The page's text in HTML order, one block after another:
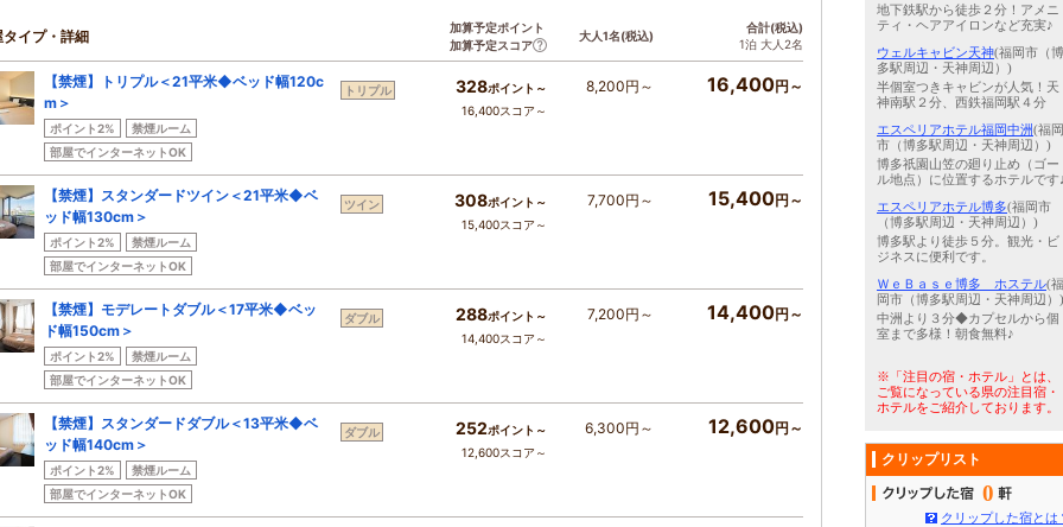
タイプ・詳細
加算予定ポイント
加算予定スコア
大人1名(税込)
合計(税込)
1泊 大人2名
【禁煙】トリプル＜21平米◆ベッド幅120c
m＞
ポイント2%
禁煙ルーム
部屋でインターネットOK
トリプル 328ポイント～
16,400スコア～
8,200円～ 16,400円～
【禁煙】スタンダードツイン＜21平米◆ベ
ッド幅130cm＞
ポイント2%
禁煙ルーム
部屋でインターネットOK
ツイン 308ポイント～
15,400スコア～
7,700円～ 15,400円～
【禁煙】モデレートダブル＜17平米◆ベッ
ド幅150cm＞
ポイント2%
禁煙ルーム
部屋でインターネットOK
ダブル 288ポイント～
14,400スコア～
7,200円～ 14,400円～
【禁煙】スタンダードダブル＜13平米◆ベ
ッド幅140cm＞
ポイント2%
禁煙ルーム
部屋でインターネットOK
ダブル 252ポイント～
12,600スコア～
6,300円～ 12,600円～
地下鉄駅から徒歩２分！アメニ
ティ・ヘアアイロンなど充実♪
ウェルキャビン天神(福岡市（博
多駅周辺・天神周辺）)
半個室つきキャビンが人気！天
神南駅２分、西鉄福岡駅４分
エスペリアホテル福岡中洲(福岡
市（博多駅周辺・天神周辺）)
博多祇園山笠の廻り止め（ゴー
ル地点）に位置するホテルです
エスペリアホテル博多(福岡市
（博多駅周辺・天神周辺）)
博多駅より徒歩５分。観光・ビ
ジネスに便利です。
ＷｅＢａｓｅ博多 ホステル(福
岡市（博多駅周辺・天神周辺）)
中洲より３分◆カプセルから個
室まで多様！朝食無料♪
※「注目の宿・ホテル」とは、
ご覧になっている県の注目宿・
ホテルをご紹介しております。
クリップリスト
0
クリップした宿とは